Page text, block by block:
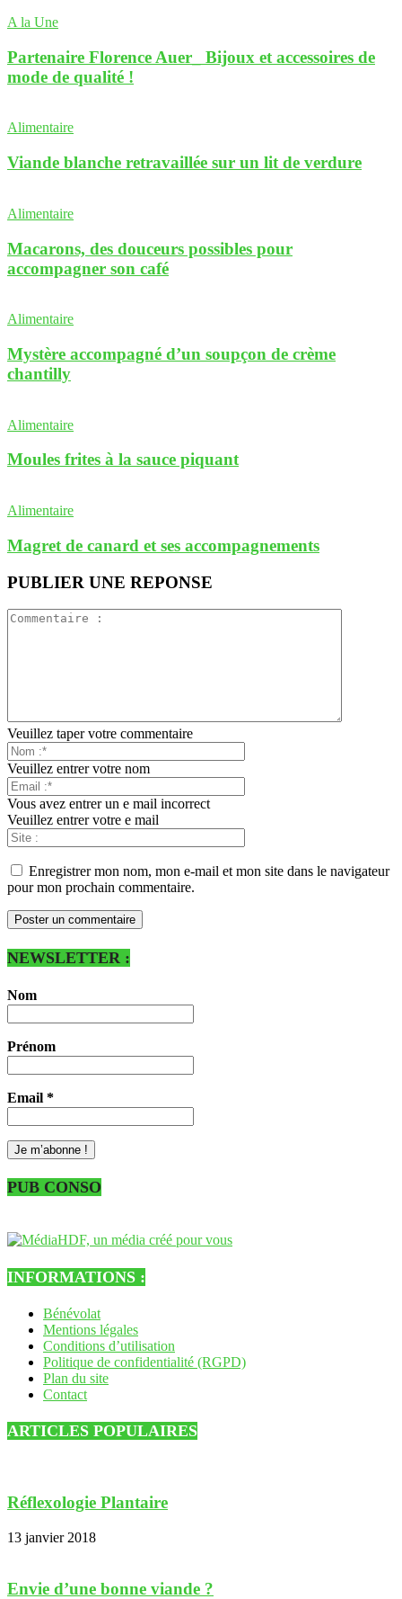
A la Une
Partenaire Florence Auer_ Bijoux et accessoires de
mode de qualité !
Alimentaire
Viande blanche retravaillée sur un lit de verdure
Alimentaire
Macarons, des douceurs possibles pour
accompagner son café
Alimentaire
Mystère accompagné d’un soupçon de crème
chantilly
Alimentaire
Moules frites à la sauce piquant
Alimentaire
Magret de canard et ses accompagnements
PUBLIER UNE REPONSE
Veuillez taper votre commentaire
Veuillez entrer votre nom
Vous avez entrer un e mail incorrect
Veuillez entrer votre e mail
Enregistrer mon nom, mon e-mail et mon site dans le navigateur
pour mon prochain commentaire.
NEWSLETTER :
Nom
Prénom
Email *
PUB CONSO
INFORMATIONS :
Bénévolat
Mentions légales
Conditions d’utilisation
Politique de confidentialité (RGPD)
Plan du site
Contact
ARTICLES POPULAIRES
Réflexologie Plantaire
13 janvier 2018
Envie d’une bonne viande ?